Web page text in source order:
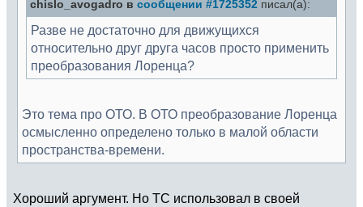
chislo_avogadro в сообщении #1725352 писал(а):
Разве не достаточно для движущихся
относительно друг друга часов просто применить
преобразования Лоренца?
Это тема про ОТО. В ОТО преобразование Лоренца
осмысленно определено только в малой области
пространства-времени.
Хороший аргумент. Но ТС использовал в своей